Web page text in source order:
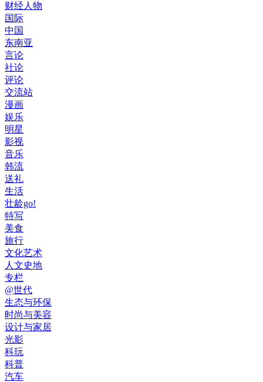
财经人物
国际
中国
东南亚
言论
社论
评论
交流站
漫画
娱乐
明星
影视
音乐
韩流
送礼
生活
壮龄go!
特写
美食
旅行
文化艺术
人文史地
专栏
@世代
生态与环保
时尚与美容
设计与家居
光影
科玩
科普
汽车